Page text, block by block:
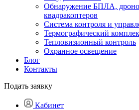
Обнаружение БПЛА,
квадракоптеров
Система контроля и
Термографический
Тепловизионный контроль
Охранное освещение
Блог
Контакты
Подать заявку
Кабинет